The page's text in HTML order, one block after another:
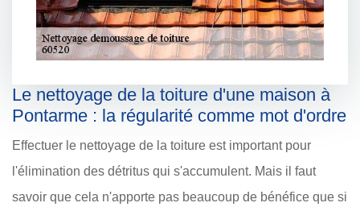
Le nettoyage de la toiture d'une maison à
Pontarme : la régularité comme mot d'ordre
Effectuer le nettoyage de la toiture est important pour
l'élimination des détritus qui s'accumulent. Mais il faut
savoir que cela n'apporte pas beaucoup de bénéfice que si